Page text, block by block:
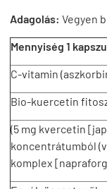
Adagolás: Vegyen
Mennyiség 1
C-vitamin
Bio-kuercetin
(5 mg kvercetin
koncentrátumból
komplex